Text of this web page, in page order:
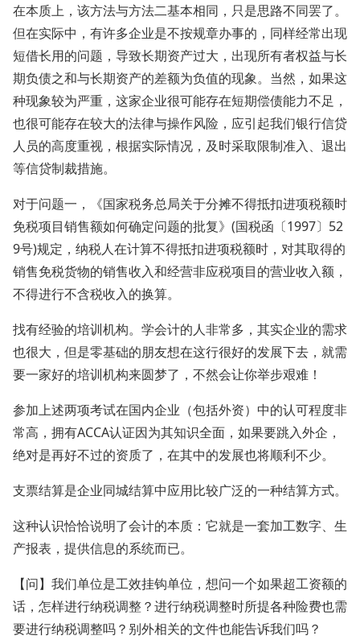
在本质上，该方法与方法二基本相同，只是思路不同罢了。
但在实际中，有许多企业是不按规章办事的，同样经常出现
短借长用的问题，导致长期资产过大，出现所有者权益与长
期负债之和与长期资产的差额为负值的现象。当然，如果这
种现象较为严重，这家企业很可能存在短期偿债能力不足，
也很可能存在较大的法律与操作风险，应引起我们银行信贷
人员的高度重视，根据实际情况，及时采取限制准入、退出
等信贷制裁措施。
对于问题一，《国家税务总局关于分摊不得抵扣进项税额时
免税项目销售额如何确定问题的批复》(国税函〔1997〕52
9号)规定，纳税人在计算不得抵扣进项税额时，对其取得的
销售免税货物的销售收入和经营非应税项目的营业收入额，
不得进行不含税收入的换算。
找有经验的培训机构。学会计的人非常多，其实企业的需求
也很大，但是零基础的朋友想在这行很好的发展下去，就需
要一家好的培训机构来圆梦了，不然会让你举步艰难！
参加上述两项考试在国内企业（包括外资）中的认可程度非
常高，拥有ACCA认证因为其知识全面，如果要跳入外企，
绝对是再好不过的资质了，在其中的发展也将顺利不少。
支票结算是企业同城结算中应用比较广泛的一种结算方式。
这种认识恰恰说明了会计的本质：它就是一套加工数字、生
产报表，提供信息的系统而已。
【问】我们单位是工效挂钩单位，想问一个如果超工资额的
话，怎样进行纳税调整？进行纳税调整时所提各种险费也需
要进行纳税调整吗？别外相关的文件也能告诉我们吗？